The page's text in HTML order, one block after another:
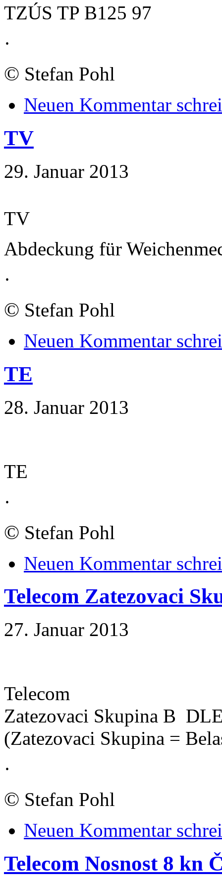
TZÚS TP B125 97
·
© Stefan Pohl
Neuen Kommentar
TV
29. Januar 2013
TV
Abdeckung für
·
© Stefan Pohl
Neuen Kommentar
TE
28. Januar 2013
TE
·
© Stefan Pohl
Neuen Kommentar
Telecom Zatezovaci
27. Januar 2013
Telecom
Zatezovaci Skupina B
(Zatezovaci Skupina =
·
© Stefan Pohl
Neuen Kommentar
Telecom Nosnost 8 kn